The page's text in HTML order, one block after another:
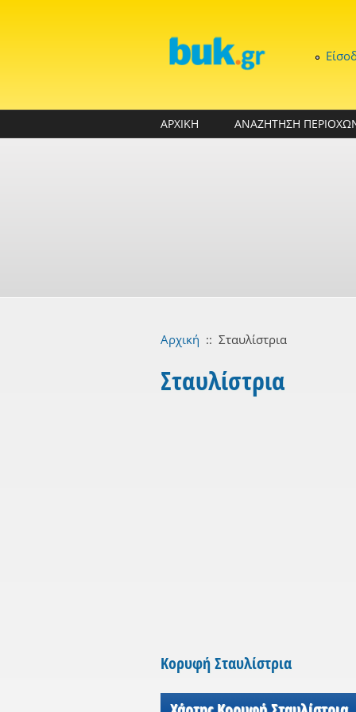
ΑΡΧΙΚΗ ΑΝΑΖΗΤΗΣΗ
Αρχική :: Σταυλίστρια
Σταυλίστρια
Κορυφή Σταυλίστρια